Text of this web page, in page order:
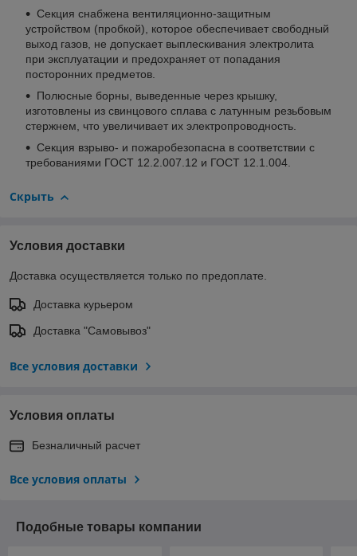
Секция снабжена вентиляционно-защитным
устройством (пробкой), которое обеспечивает свободный
выход газов, не допускает выплескивания электролита
при эксплуатации и предохраняет от попадания
посторонних предметов.
Полюсные борны, выведенные через крышку,
изготовлены из свинцового сплава с латунным резьбовым
стержнем, что увеличивает их электропроводность.
Секция взрыво- и пожаробезопасна в соответствии с
требованиями ГОСТ 12.2.007.12 и ГОСТ 12.1.004.
Скрыть
Условия доставки
Доставка осуществляется только по предоплате.
Доставка курьером
Доставка "Самовывоз"
Все условия доставки
Условия оплаты
Безналичный расчет
Все условия оплаты
Подобные товары компании